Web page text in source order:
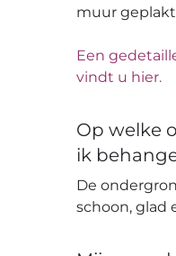
muur geplakt
Een
vindt u hier.
Op welke
ik
De
schoon, glad